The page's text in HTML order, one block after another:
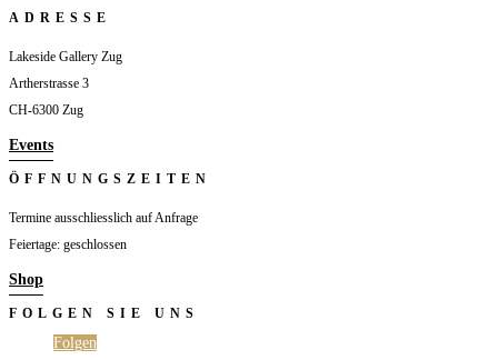
ADRESSE
Lakeside Gallery Zug
Artherstrasse 3
CH-6300 Zug
Events
ÖFFNUNGSZEITEN
Termine ausschliesslich auf Anfrage
Feiertage: geschlossen
Shop
FOLGEN SIE UNS
Folgen